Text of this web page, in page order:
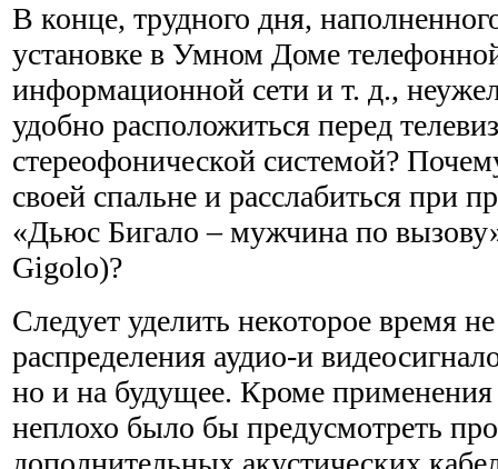
В конце, трудного дня,
установке в Умном Доме
информационной сети и т. д.,
удобно расположиться перед
стереофонической системой?
своей спальне и расслабиться при
«Дьюс Бигало – мужчина по
Gigolo)?
Следует уделить некоторое время
распределения аудио-и
но и на будущее. Кроме применения
неплохо было бы предусмотреть